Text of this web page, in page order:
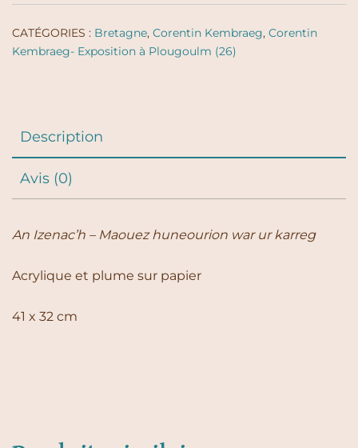
CATÉGORIES : Bretagne, Corentin Kembraeg, Corentin
Kembraeg- Exposition à Plougoulm (26)
Description
Avis (0)
An Izenac’h – Maouez huneourion war ur karreg
Acrylique et plume sur papier
41 x 32 cm